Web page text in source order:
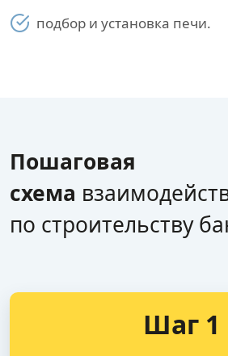
подбор и установка печи.
Пошаговая
схема
по строительству
Шаг 1